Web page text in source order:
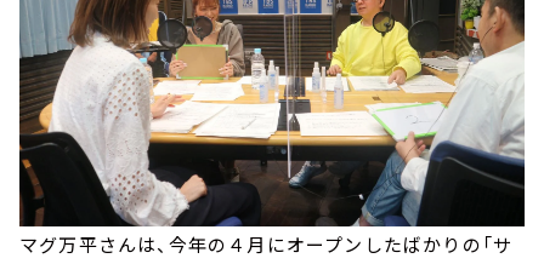
マグ万平さんは、今年の４月にオープンしたばかりの「サ